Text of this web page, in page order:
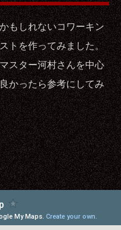
もしれないコワーキン
トを作ってみました。
スター河村さんを中心
かったら参考にしてみ